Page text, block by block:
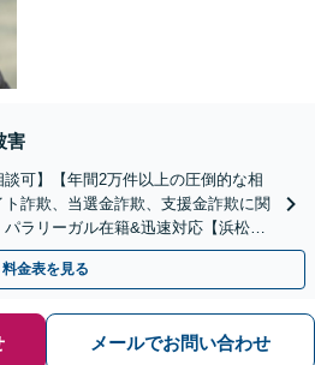
害
談可】【年間2万件以上の圧倒的な相
詐欺、当選金詐欺、支援金詐欺に関
ラリーガル在籍&迅速対応【浜松町
欺に関するご相談はお断り
料金表を見る
メールでお問い合わせ